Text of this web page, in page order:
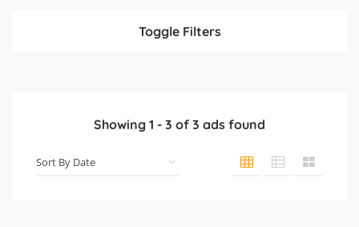
Toggle Filters
Showing 1 - 3 of 3 ads found